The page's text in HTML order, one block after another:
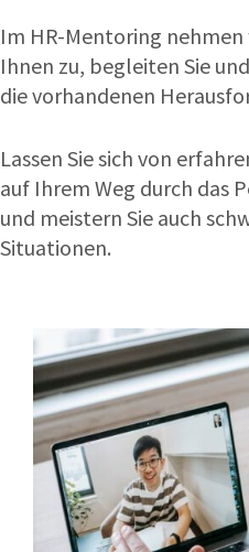
Im HR-Mentoring nehmen
Ihnen zu, begleiten Sie
die vorhandenen
Lassen Sie sich von
auf Ihrem Weg durch das
und meistern Sie auch
Situationen.